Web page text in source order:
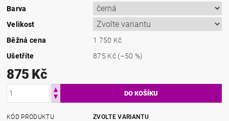
Barva
Velikost
Běžná cena
1 750 Kč
Ušetříte
875 Kč (–50 %)
875 Kč
KÓD PRODUKTU
ZVOLTE VARIANTU